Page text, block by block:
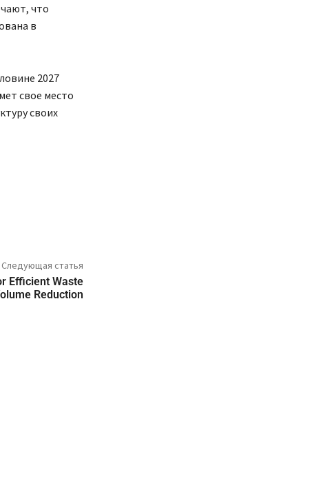
что
в
2027
свое место
своих
Следующая статья
Efficient Waste
Reduction